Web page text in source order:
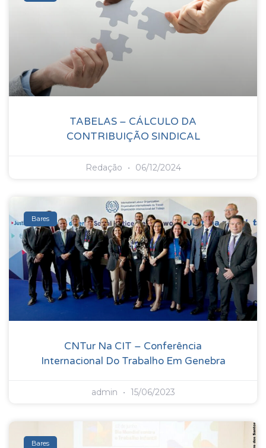
TABELAS – CÁLCULO DA
CONTRIBUIÇÃO SINDICAL
Redação 06/12/2024
Bares
CNTur Na CIT – Conferência
Internacional Do Trabalho Em Genebra
admin 15/06/2023
Bares